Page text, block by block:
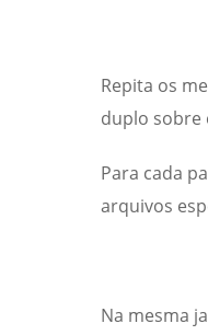
Repita os
duplo sobre
Para cada
arquivos
Na mesma